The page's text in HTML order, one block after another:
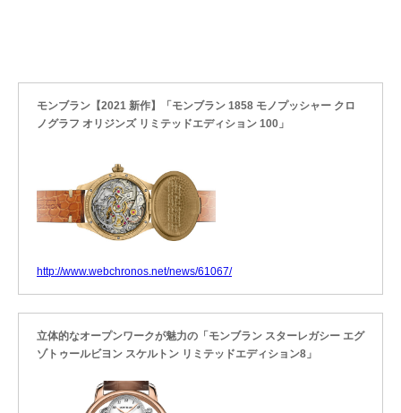
モンブラン【2021 新作】「モンブラン 1858 モノプッシャー クロ
ノグラフ オリジンズ リミテッドエディション 100」
http://www.webchronos.net/news/61067/
立体的なオープンワークが魅力の「モンブラン スターレガシー エグ
ゾトゥールビヨン スケルトン リミテッドエディション8」